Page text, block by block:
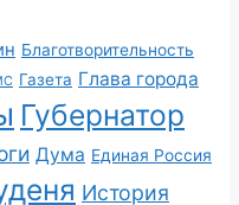
Благотворительность
Газета Глава города
Губернатор
Дума Единая Россия
История